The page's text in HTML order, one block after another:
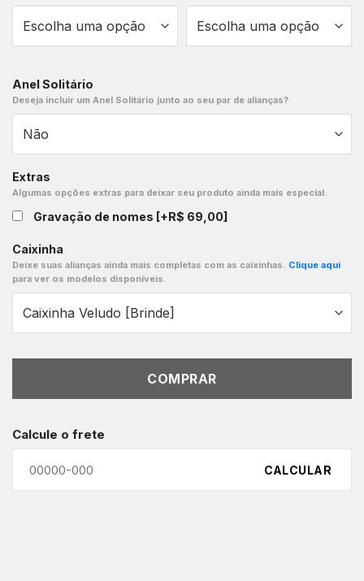
Anel Solitário
Deseja incluir um Anel Solitário junto ao seu par de alianças?
Extras
Algumas opções extras para deixar seu produto ainda mais especial.
Gravação de nomes [+R$ 69,00]
Caixinha
Deixe suas alianças ainda mais completas com as caixinhas. Clique aqui
para ver os modelos disponíveis.
COMPRAR
Calcule o frete
CALCULAR